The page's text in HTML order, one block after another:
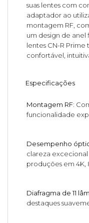
suas lentes com
adaptador ao
montagem RF,
um design de anel
lentes CN-R
confortável,
Especificações
Montagem RF:
funcionalidade
Desempenho
clareza
produções em 4K,
Diafragma de 11
destaques